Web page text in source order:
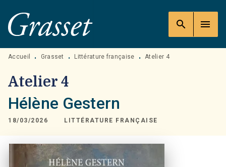
MENU RECHERCHE
PIED DE PAGE
search menu
Accueil • Grasset • Littérature française • Atelier 4
Atelier 4
Hélène Gestern
18/03/2026 LITTÉRATURE FRANÇAISE